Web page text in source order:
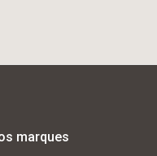
marques